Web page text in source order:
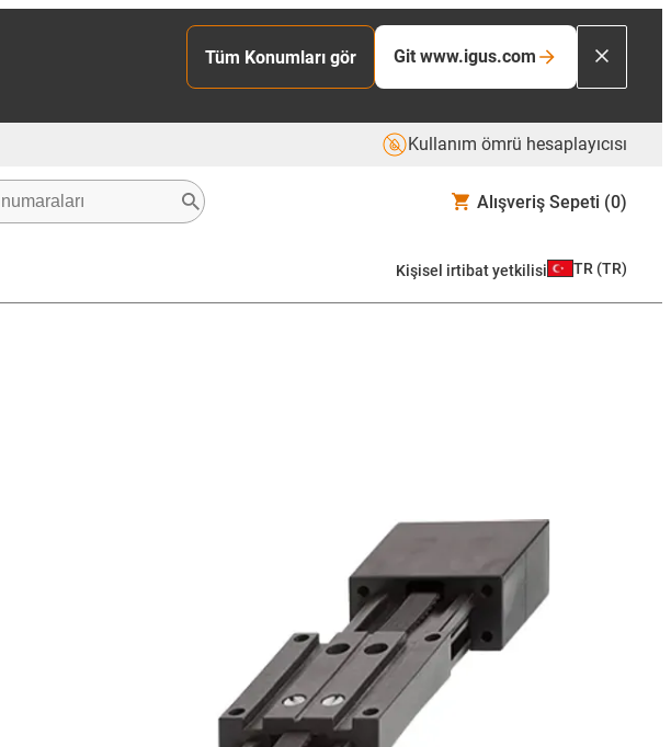
Tüm Konumları gör Git www.igus.com
Kullanım ömrü hesaplayıcısı
Alışveriş Sepeti (0)
Kişisel irtibat yetkilisi TR (TR)